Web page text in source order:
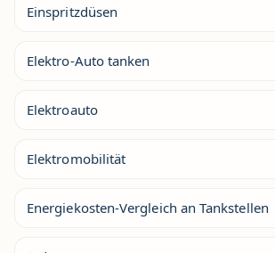
Einspritzdüsen
Elektro-Auto tanken
Elektroauto
Elektromobilität
Energiekosten-Vergleich an Tankstellen